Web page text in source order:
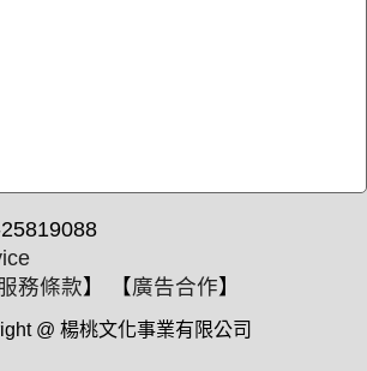
務條款】 【廣告合作】
@ 楊桃文化事業有限公司